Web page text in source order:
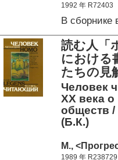
1992 年 R72403
В сборнике
読む人「
における
たちの見
Человек
ХХ века о
обществ /
(Б.К.)
М.,
1989 年 R238729